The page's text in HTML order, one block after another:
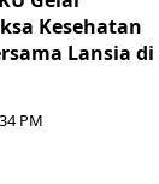
Kesehatan
Lansia di
PM